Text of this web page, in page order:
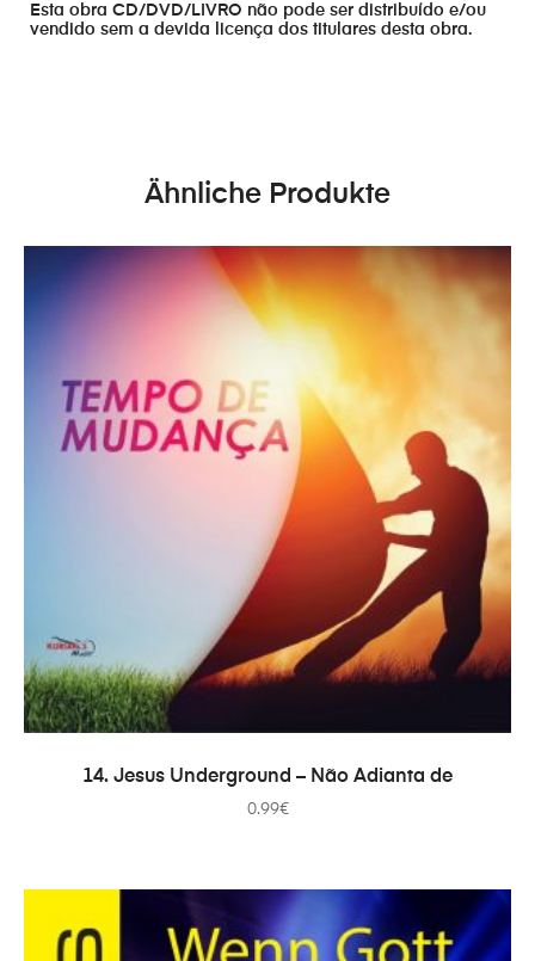
Esta obra CD/DVD/LIVRO não pode ser distribuído e/ou
vendido sem a devida licença dos titulares desta obra.
Ähnliche Produkte
IN DEN WARENKORB
14. Jesus Underground – Não Adianta de
0.99€